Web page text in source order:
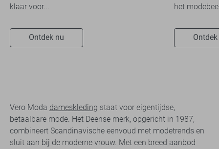
klaar voor...
Ontdek nu
het
Vero Moda dameskleding staat voor eigentijdse,
betaalbare mode. Het Deense merk, opgericht in 1987,
combineert Scandinavische eenvoud met modetrends en
sluit aan bij de moderne vrouw. Met een breed aanbod